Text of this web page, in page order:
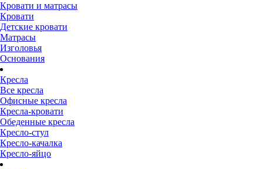
Кровати и матрасы
Кровати
Детские кровати
Матрасы
Изголовья
Основания
Кресла
Все кресла
Офисные кресла
Кресла-кровати
Обеденные кресла
Кресло-стул
Кресло-качалка
Кресло-яйцо